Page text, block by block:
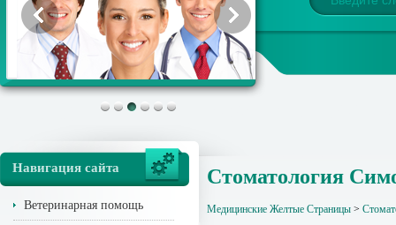
Навигация сайта
Ветеринарная помощь
Стоматология
Медицинские Желтые Страницы >